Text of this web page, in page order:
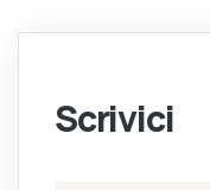
Scrivici